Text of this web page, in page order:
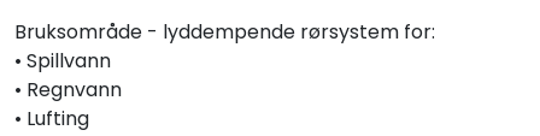
Bruksområde - lyddempende rørsystem for:
• Spillvann
• Regnvann
• Lufting